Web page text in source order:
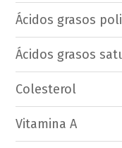
Ácidos grasos
Ácidos grasos
Colesterol
Vitamina A